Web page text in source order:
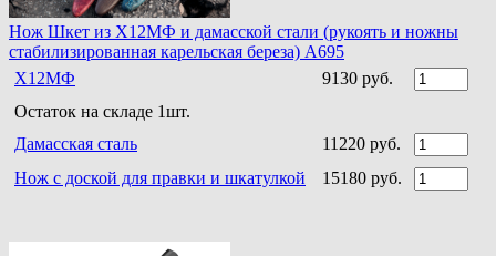
Нож Шкет из Х12МФ и дамасской стали (рукоять и ножны
стабилизированная карельская береза) A695
Х12МФ
9130 руб.
Остаток на складе 1шт.
Дамасская сталь
11220 руб.
Нож с доской для правки и шкатулкой
15180 руб.